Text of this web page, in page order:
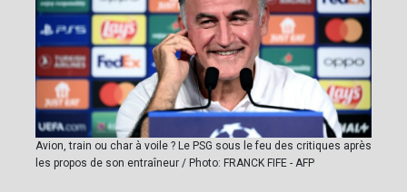
Avion, train ou char à voile ? Le PSG sous le feu des critiques après
les propos de son entraîneur / Photo: FRANCK FIFE - AFP